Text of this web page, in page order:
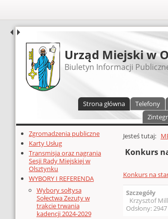
UDOSTĘPNIJ
Urząd Miejski w
Biuletyn Informacji
Strona główna Telefony
Dodatkowe zasoby (lewa kolumna)
Zgromadzenia publiczne
Karty Usług
Transmisja oraz nagrania
Sesji Rady Miejskiej w
Olsztynku
WYBORY I REFERENDA
Wybory sołtysa
Sołectwa Zezuty w
trakcie trwania
kadencji 2024-2029
Głównej
Jesteś tutaj:
Konkurs
Konkurs na
Szczegóły
Krzysztof
Odsłony: 2947